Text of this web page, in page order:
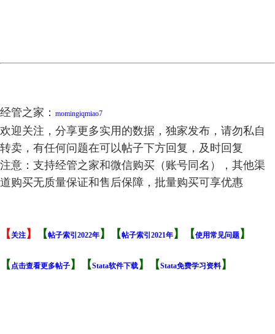
经管之家： momingiqmiao7
欢迎关注，分享更多实用的数据，独家发布，请勿私自
转卖，有任何问题在可以帖子下方回复，及时回复
注意：支持经管之家和微信购买（账号同名），其他渠
道购买无质量保证和售后保障，批量购买可享优惠
【 关注 】 【帖子索引2022年 】【帖子索引2021年 】【使用常见问题 】
【 点击查看更多帖子 】【Stata软件下载 】【Stata免费学习资料 】